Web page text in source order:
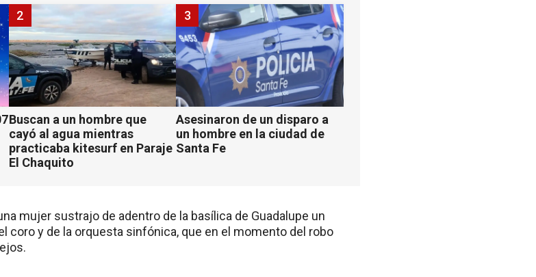
Buscan a un hombre que
cayó al agua mientras
practicaba kitesurf en Paraje
El Chaquito
2
Asesinaron de un disparo a
un hombre en la ciudad de
Santa Fe
3
mujer sustrajo de adentro de la basílica de Guadalupe un
coro y de la orquesta sinfónica, que en el momento del robo